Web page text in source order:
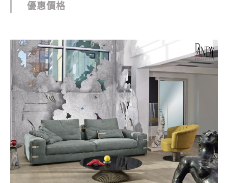
優惠價格